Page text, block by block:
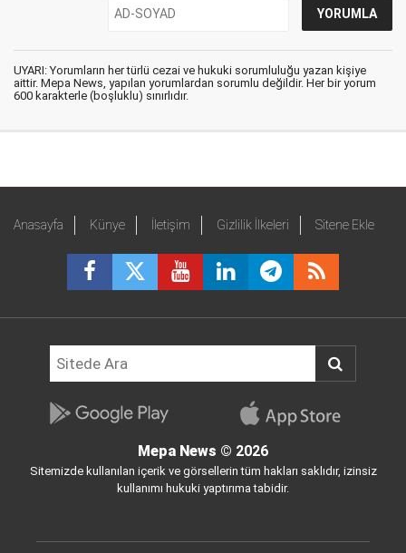
UYARI: Yorumların her türlü cezai ve hukuki sorumluluğu yazan kişiye
aittir. Mepa News, yapılan yorumlardan sorumlu değildir. Her bir yorum
600 karakterle (boşluklu) sınırlıdır.
Anasayfa Künye İletişim Gizlilik İlkeleri Sitene Ekle
Mepa News © 2026
Sitemizde kullanılan içerik ve görsellerin tüm hakları saklıdır, izinsiz
kullanımı hukuki yaptırıma tabidir.